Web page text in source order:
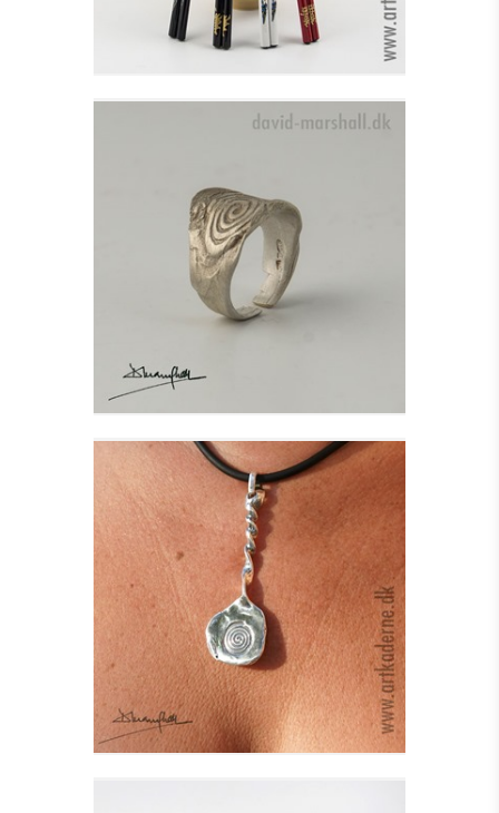
IONA FINGERRING I
SØLV
Se detajler
TAIN HALSSMYKKE I
SØLV
Se detajler